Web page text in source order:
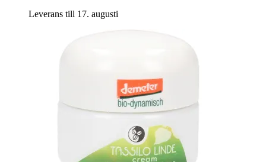
Leverans till 17. augusti